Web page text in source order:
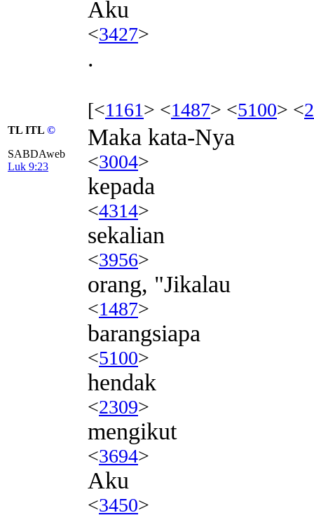
Aku
<3427>
.
[<1161> <1487> <5100> <
TL ITL ©
SABDAweb
Luk 9:23
Maka kata-Nya
<3004>
kepada
<4314>
sekalian
<3956>
orang, "Jikalau
<1487>
barangsiapa
<5100>
hendak
<2309>
mengikut
<3694>
Aku
<3450>